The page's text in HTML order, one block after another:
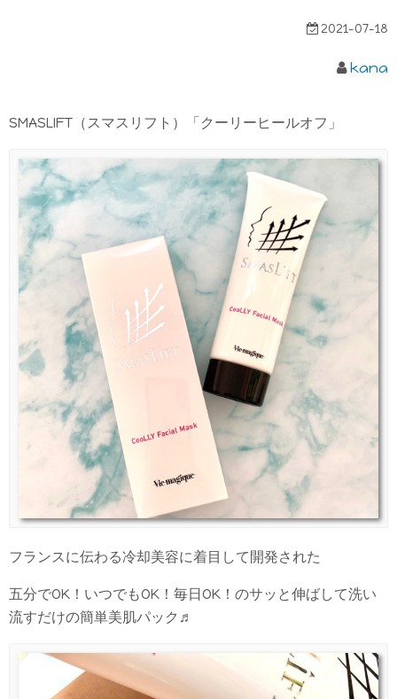
2021-07-18
kana
SMASLIFT（スマスリフト）「クーリーヒールオフ」
フランスに伝わる冷却美容に着目して開発された
五分でOK！いつでもOK！毎日OK！のサッと伸ばして洗い
流すだけの簡単美肌パック♬